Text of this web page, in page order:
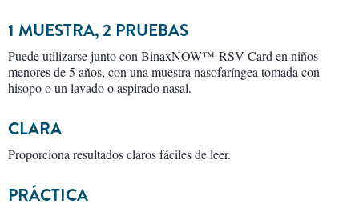
1 MUESTRA, 2 PRUEBAS
Puede utilizarse junto con BinaxNOW™ RSV Card en niños
menores de 5 años, con una muestra nasofaríngea tomada con
hisopo o un lavado o aspirado nasal.
CLARA
Proporciona resultados claros fáciles de leer.
PRÁCTICA